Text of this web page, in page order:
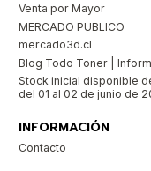
Venta por Mayor
MERCADO PUBLICO
mercado3d.cl
Blog Todo Toner |
Stock inicial disponible
del 01 al 02 de junio de
INFORMACIÓN
Contacto